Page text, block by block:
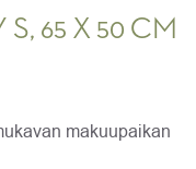
65 X 50 CM
makuupaikan